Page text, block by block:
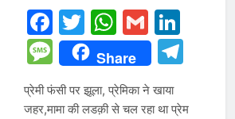
Facebook
TwitterGmail
Message
Share
प्रेमी फंसी पर झूला, प्रेमिका ने खाया
जहर,मामा की लडक़ी से चल रहा था प्रेम